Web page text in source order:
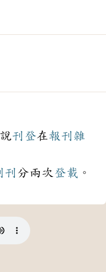
刊登在報刊雜
刊 分兩次 登載 。